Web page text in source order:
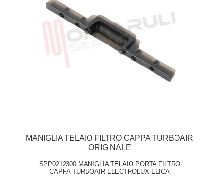
MANIGLIA TELAIO FILTRO CAPPA TURBOAIR
ORIGINALE
SPP0212300 MANIGLIA TELAIO PORTA FILTRO
CAPPA TURBOAIR ELECTROLUX ELICA